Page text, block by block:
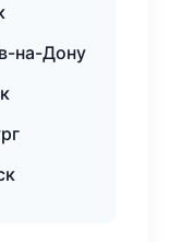
на-Дону